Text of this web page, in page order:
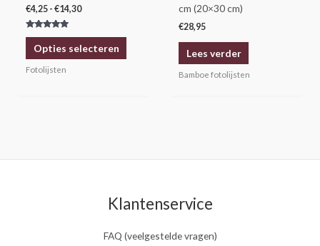
€4,25 - €14,30
Gewaardeerd
5.00
uit 5Opties selecteren
de
productpagina
Fotolijsten
cm (20×30 cm)
€28,95
Lees verder
Bamboe fotolijsten
Klantenservice
FAQ (veelgestelde vragen)